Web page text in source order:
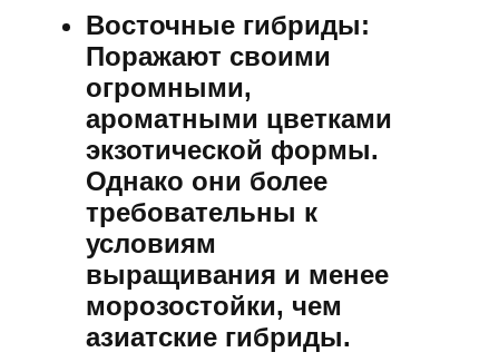
Восточные гибриды:
Поражают своими
огромными,
ароматными цветками
экзотической формы.
Однако они более
требовательны к
условиям
выращивания и менее
морозостойки, чем
азиатские гибриды.